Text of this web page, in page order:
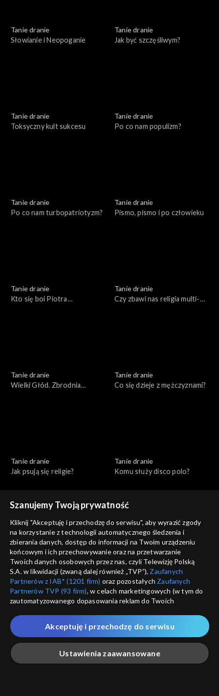
Tanie dranie
Słowianie i Neopoganie
Tanie dranie
Jak być szczęśliwym?
Tanie dranie
Toksyczny kult sukcesu
Tanie dranie
Po co nam populizm?
Tanie dranie
Po co nam turbopatriotyzm?
Tanie dranie
Pismo, pismo i po człowieku
Tanie dranie
Kto się boi Piotra
Tanie dranie
Czy zbawi nas religia multi-
Tanie dranie
Wielki Głód. Zbrodnia
Tanie dranie
Co się dzieje z mężczyznami?
Tanie dranie
Jak psują się religie?
Tanie dranie
Komu służy disco polo?
Tanie dranie
Czy wolność ma przyszłość?
Tanie dranie
Mistyka dla każdego?
Tanie dranie
Po co nam Piłsudski?
Tanie dranie
W oparach antyfaszyzmu
Szanujemy Twoją prywatność
Kliknij "Akceptuję i przechodzę do serwisu", aby wyrazić zgody
na korzystanie z technologii automatycznego śledzenia i
zbierania danych, dostęp do informacji na Twoim urządzeniu
końcowym i ich przechowywanie oraz na przetwarzanie
Twoich danych osobowych przez nas, czyli Telewizję Polską
S.A. w likwidacji (zwaną dalej również „TVP”), Zaufanych
Partnerów z IAB* (1201 firm) oraz pozostałych Zaufanych
Partnerów TVP (93 firm), w celach marketingowych (w tym do
zautomatyzowanego dopasowania reklam do Twoich
które wskazujemy poniżej, a także zgody na udostępnianie
przez nas identyfikatora PPID do Google.
Twoje dane osobowe zbierane podczas odwiedzania przez
Ciebie naszych
poszczególnych serwisówzwanych dalej
„Portalem”, w tym informacje zapisywane za pomocą
Ustawienia zaawansowane
Akceptuję i przechodzę do serwisu